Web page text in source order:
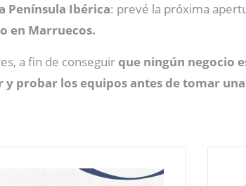
Península Ibérica: prevé la próxima
en Marruecos.
a fin de conseguir que ningún negocio
y probar los equipos antes de tomar